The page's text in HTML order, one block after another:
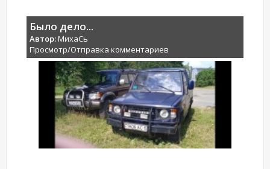
Было дело...
Автор:МихаCь
Просмотр/Отправка комментариев